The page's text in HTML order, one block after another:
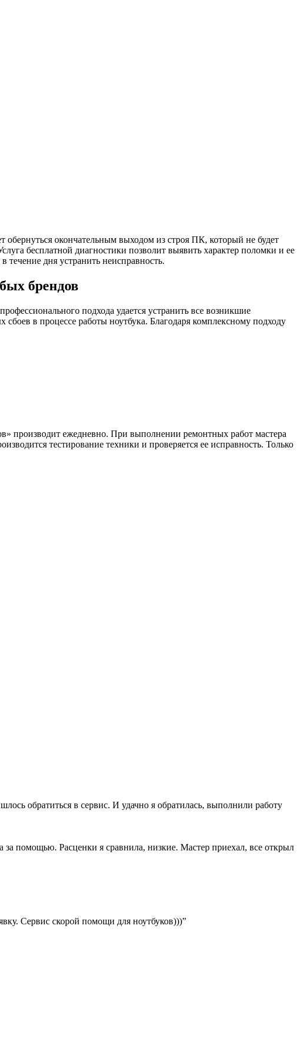
обернуться окончательным выходом из строя ПК, который не будет
бесплатной диагностики позволит выявить характер поломки и ее
дня устранить неисправность.
брендов
подхода удается устранить все возникшие
в процессе работы ноутбука. Благодаря комплексному подходу
производит ежедневно. При выполнении ремонтных работ мастера
тестирование техники и проверяется ее исправность. Только
обратиться в сервис. И удачно я обратилась, выполнили работу
за помощью. Расценки я сравнила, низкие. Мастер приехал, все открыл
Сервис скорой помощи для ноутбуков)))”